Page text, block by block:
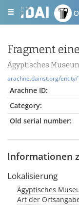
Fragment
Ägyptisches
arachne.dainst.org/entity/
Arachne ID:
Category:
Old serial number:
Informationen
Lokalisierung
Ägyptisches
Art der